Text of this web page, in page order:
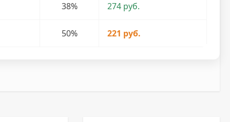
38% 274 руб.
50% 221 руб.